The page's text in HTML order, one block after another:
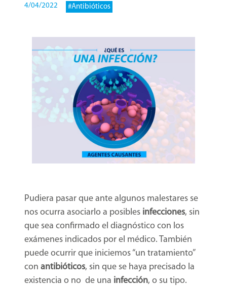
4/04/2022 #Antibióticos
Pudiera pasar que ante algunos malestares se
nos ocurra asociarlo a posibles infecciones, sin
que sea confirmado el diagnóstico con los
exámenes indicados por el médico. También
puede ocurrir que iniciemos “un tratamiento”
con antibióticos, sin que se haya precisado la
existencia o no de una infección, o su tipo.